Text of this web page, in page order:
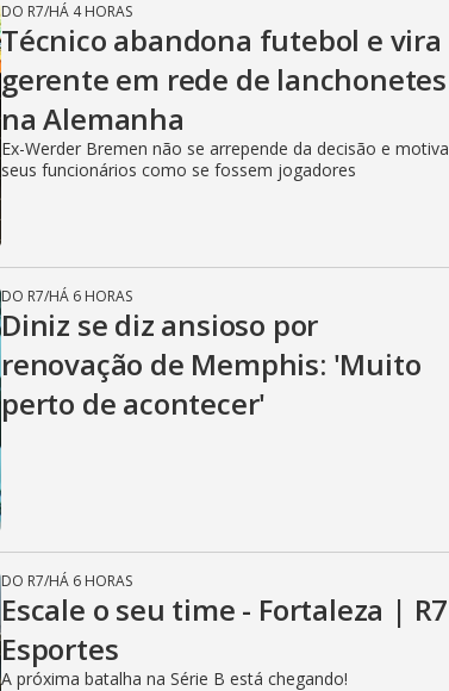
DO R7/HÁ 4 HORAS
Técnico abandona futebol e vira
gerente em rede de lanchonetes
na Alemanha
Ex-Werder Bremen não se arrepende da decisão e motiva
seus funcionários como se fossem jogadores
DO R7/HÁ 6 HORAS
Diniz se diz ansioso por
renovação de Memphis: 'Muito
perto de acontecer'
DO R7/HÁ 6 HORAS
Escale o seu time - Fortaleza | R7
Esportes
A próxima batalha na Série B está chegando!